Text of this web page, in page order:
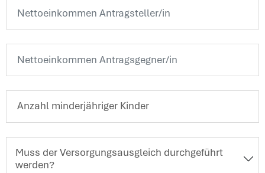
Muss der Versorgungsausgleich durchgeführt
werden?